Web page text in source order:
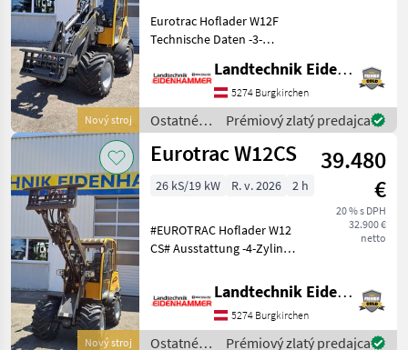
W
11
W
12
S
W10
W12S
MARKETPLACE
Marketplace
Ponuky
predajcov inzeráty
Nový stroj
Eurotrac Hoflader W12F
Technische Daten -3-
Dieselmotor, 36 PS (Stage V)
-Wassergekühlter Motor -
Donaldson-Luftfilter
(Europa/Belgien) Serien
Landtechnik Eidenhammer GmbH
5274 Burgkirchen
Ostatné
poľnohospodárske
silové
Eurotrac
Prémiový zlatý predajca
Nový stroj
Eurotrac W12CS
39.480
€
20 % s DPH
32.900 €
netto
26 kS/19 kW R. v. 2026 2 h
#EUROTRAC Hoflader W12
CS# Ausstattung -4-Zylinder
V -Vollkabine -2-stufiger
Fahrantrieb -
Zusatzhydraulik über
Joystick bedienbar (45
Landtechnik Eidenhammer GmbH
5274 Burgkirchen
Ostatné
Prémiový zlatý predajca